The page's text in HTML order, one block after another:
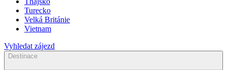
Turecko
Velká Británie
Vietnam
Vyhledat zájezd
Destinace